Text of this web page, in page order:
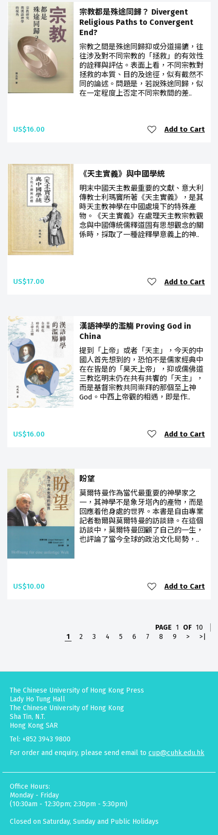
宗教都是殊途同歸？ Divergent
Religious Paths to Convergent
End?
宗教之間是殊途同歸抑或分道揚鑣，往
往涉及對不同宗教的「拯救」的有效性
的詮釋與評估。表面上看，不同宗教對
拯救的本質、目的及途徑，似有截然不
同的論述。問題是，若說殊途同歸，似
在一定程度上否定不同宗教間的差..
US$16.00 Add to Cart
《天主實義》與中國學統
明末中國天主教最重要的文獻、意大利
傳教士利瑪竇所著《天主實義》，是其
時天主教神學在中國處境下的特殊產
物。《天主實義》在處理天主教宗教觀
念與中國傳統儒釋道固有思想觀念的關
係時，採取了一種詮釋學意義上的神..
US$17.00 Add to Cart
漢語神學的濫觴 Proving God in
China
提到「上帝」或者「天主」，今天的中
國人首先想到的，恐怕不是儒家經典中
在在皆是的「昊天上帝」，抑或儒佛道
三教迄明末仍在共有共饗的「天主」，
而是基督宗教共同崇拜的那個至上神
God。中西上帝觀的相遇，即是作..
US$16.00 Add to Cart
盼望
莫爾特曼作為當代最重要的神學家之
一，其神學不是象牙塔內的產物，而是
回應着他身處的世界。本書是自由專業
記者勒爾與莫爾特曼的訪談錄。在這個
訪談中，莫爾特曼回顧了自己的一生，
也評論了當今全球的政治文化局勢，..
US$10.00 Add to Cart
PAGE 1 OF 10
1
2 3 4 5 6 7 8 9 > >|
The Chinese University of Hong Kong Press
Lady Ho Tung Hall
The Chinese University of Hong Kong
Sha Tin, N.T.
Hong Kong SAR
Tel: +852 3943 9800
For order and enquiry, please send email to cup@cuhk.edu.hk
Office Hours:
Monday - Friday
(10:30am - 12:30pm; 2:30pm - 5:30pm)
Closed on Saturday, Sunday and Public Holidays